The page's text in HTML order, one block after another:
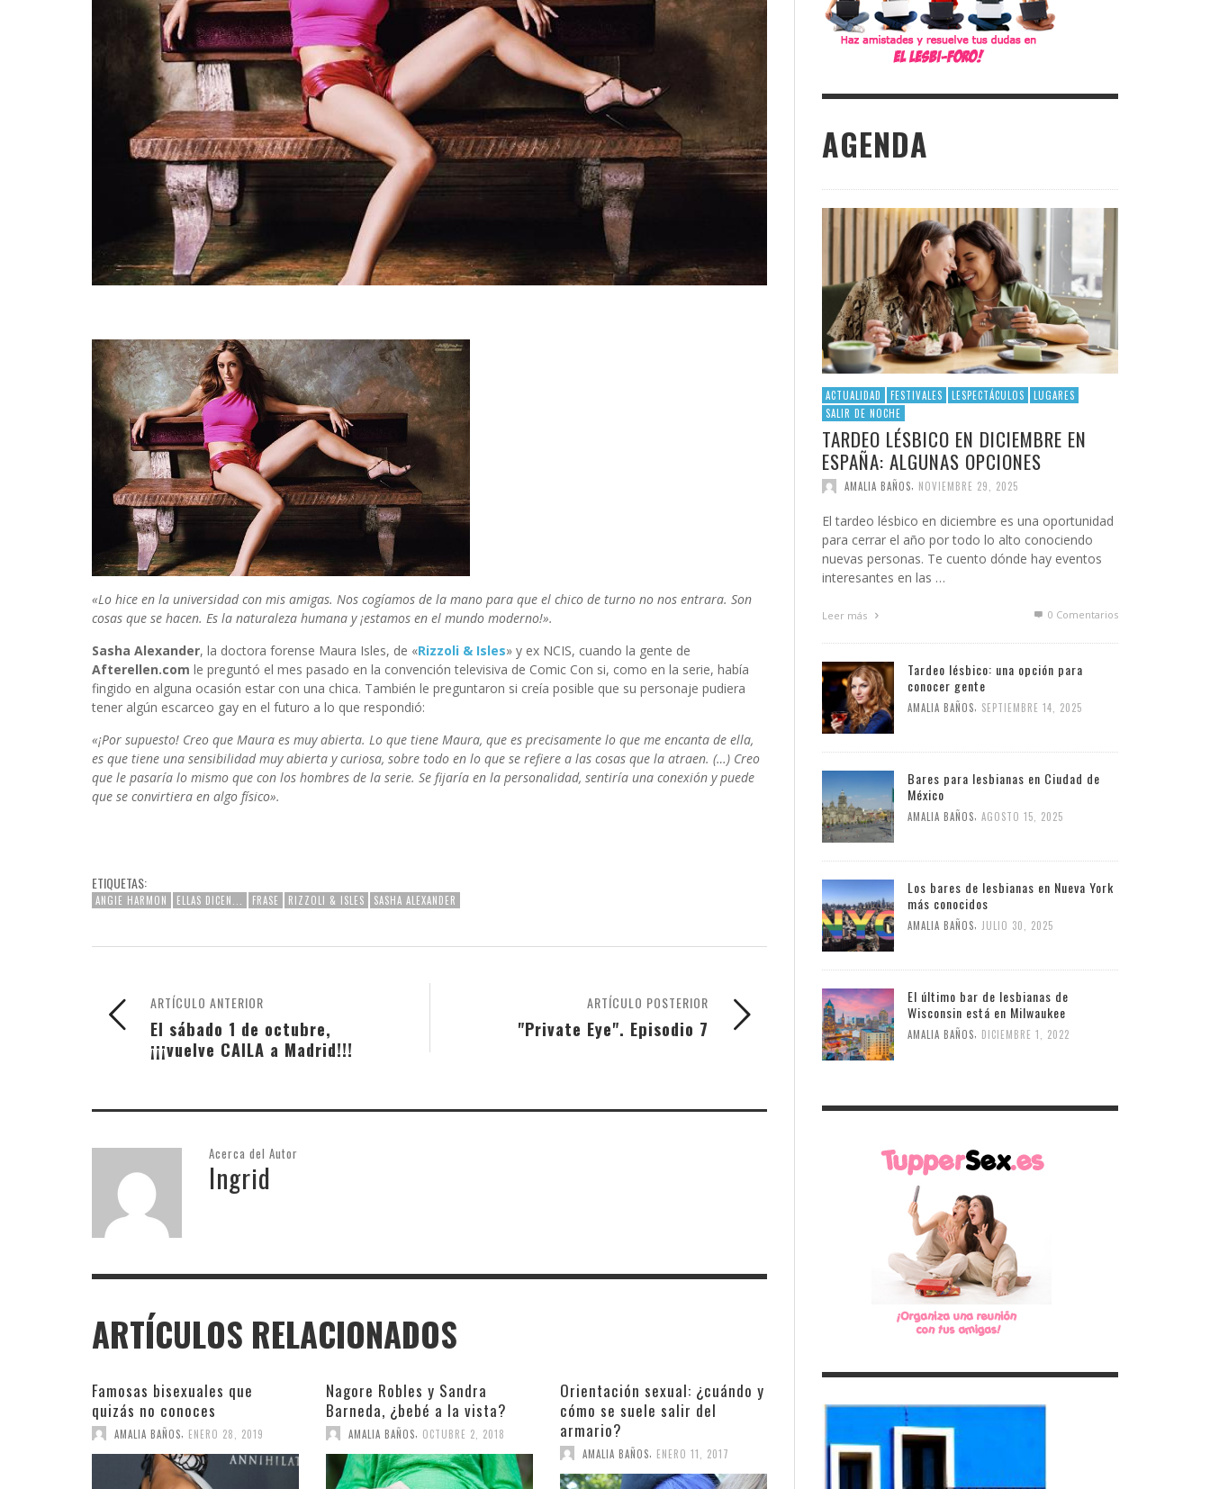
«Lo hice en la universidad con mis amigas. Nos cogíamos de la mano para que el chico de turno no nos entrara. Son
cosas que se hacen. Es la naturaleza humana y ¡estamos en el mundo moderno!».
Sasha Alexander, la doctora forense Maura Isles, de «Rizzoli & Isles» y ex NCIS, cuando la gente de
Afterellen.com le preguntó el mes pasado en la convención televisiva de Comic Con si, como en la serie, había
fingido en alguna ocasión estar con una chica. También le preguntaron si creía posible que su personaje pudiera
tener algún escarceo gay en el futuro a lo que respondió:
«¡Por supuesto! Creo que Maura es muy abierta. Lo que tiene Maura, que es precisamente lo que me encanta de ella,
es que tiene una sensibilidad muy abierta y curiosa, sobre todo en lo que se refiere a las cosas que la atraen. (…) Creo
que le pasaría lo mismo que con los hombres de la serie. Se fijaría en la personalidad, sentiría una conexión y puede
que se convirtiera en algo físico».
ETIQUETAS:
ANGIE HARMON ELLAS DICEN... FRASE RIZZOLI & ISLES SASHA ALEXANDER
ARTÍCULO POSTERIOR
"Private Eye". Episodio 7
ARTÍCULO ANTERIOR
El sábado 1 de octubre,
¡¡¡vuelve CAILA a Madrid!!!
Acerca del Autor
Ingrid
ARTÍCULOS RELACIONADOS
Famosas bisexuales que
quizás no conoces
AMALIA BAÑOS ENERO 28, 2019
Nagore Robles y Sandra
Barneda, ¿bebé a la vista?
AMALIA BAÑOS OCTUBRE 2, 2018
Orientación sexual: ¿cuándo y
cómo se suele salir del
armario?
AMALIA BAÑOS ENERO 11, 2017
AGENDA
ACTUALIDAD FESTIVALES LESPECTÁCULOS
LUGARES
SALIR DE NOCHE
TARDEO LÉSBICO EN DICIEMBRE EN
ESPAÑA: ALGUNAS OPCIONES
AMALIA BAÑOS, NOVIEMBRE 29, 2025
El tardeo lésbico en diciembre es una oportunidad
para cerrar el año por todo lo alto conociendo
nuevas personas. Te cuento dónde hay eventos
interesantes en las …
Leer más 0 Comentarios
Tardeo lésbico: una opción para
conocer gente
AMALIA BAÑOS SEPTIEMBRE 14, 2025
Bares para lesbianas en Ciudad de
México
AMALIA BAÑOS AGOSTO 15, 2025
Los bares de lesbianas en Nueva York
más conocidos
AMALIA BAÑOS JULIO 30, 2025
El último bar de lesbianas de
Wisconsin está en Milwaukee
AMALIA BAÑOS DICIEMBRE 1, 2022